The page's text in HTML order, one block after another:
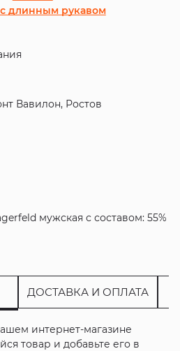
длинным рукавом
Вавилон, Ростов
мужская с составом: 55%
ДОСТАВКА И ОПЛАТА
интернет-магазине
товар и добавьте его в